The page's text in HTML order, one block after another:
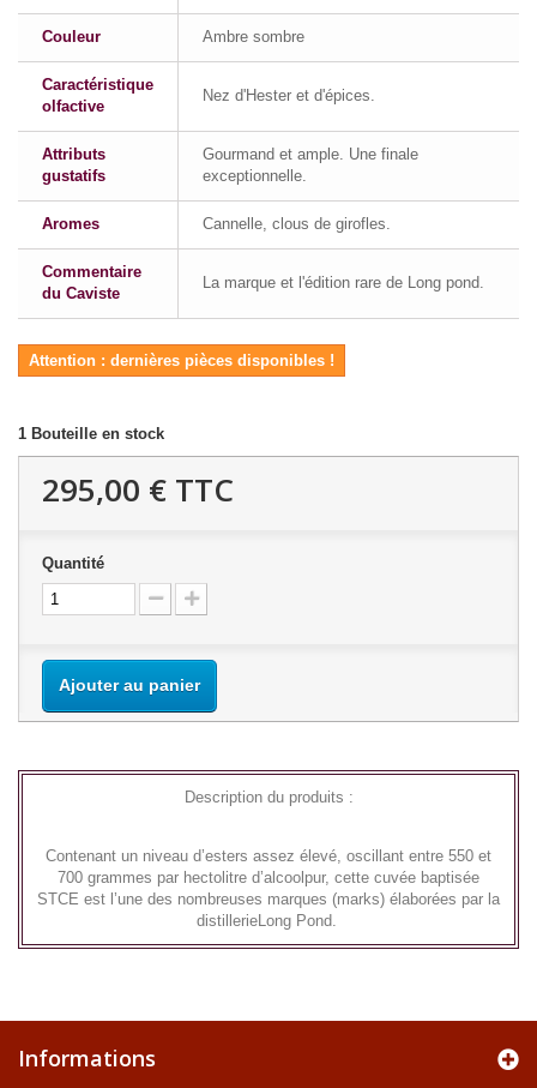
Couleur Ambre sombre
Caractéristique
olfactive
Nez d'Hester et d'épices.
Attributs
gustatifs
Gourmand et ample. Une finale
exceptionnelle.
Aromes Cannelle, clous de girofles.
Commentaire
du Caviste
La marque et l'édition rare de Long pond.
Attention : dernières pièces disponibles !
1 Bouteille en stock
295,00 € TTC
Quantité
Ajouter au panier
Description du produits :
Contenant un niveau d’esters assez élevé, oscillant entre 550 et
700 grammes par hectolitre d’alcoolpur, cette cuvée baptisée
STCE est l’une des nombreuses marques (marks) élaborées par la
distillerieLong Pond.
Informations